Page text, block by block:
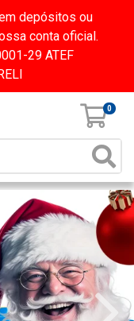
depósitos ou
conta oficial.
29 ATEF
0